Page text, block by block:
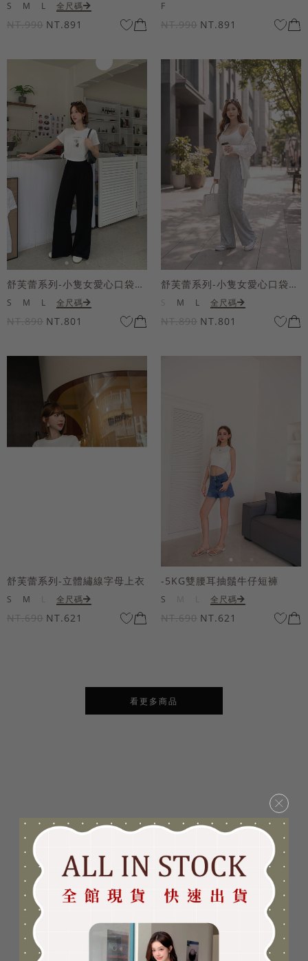
×
S M L 全尺碼
NT.990 NT.891
F
NT.990 NT.891
舒芙蕾系列-小隻女愛心口袋寬褲
S M L 全尺碼
NT.890 NT.801
舒芙蕾系列-小隻女愛心口袋寬褲
M L 全尺碼
NT.890 NT.801
舒芙蕾系列-立體繡線字母上衣
S M 全尺碼
NT.690 NT.621
-5KG雙腰耳抽鬚牛仔短褲
S 全尺碼
NT.690 NT.621
看更多商品